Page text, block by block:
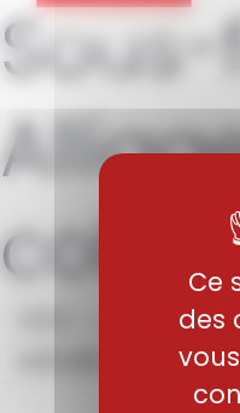
Panneau de gestion des
Ce
des
Sous-
XSH – Alliages
M64BC –